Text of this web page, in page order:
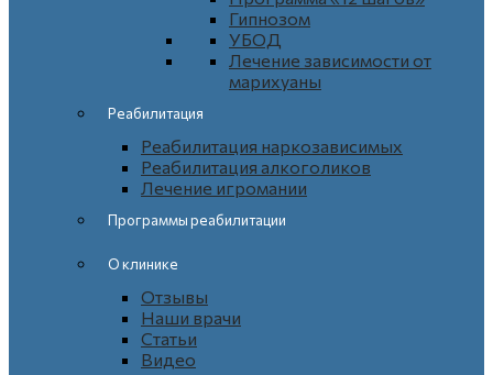
Гипнозом
УБОД
Лечение зависимости от
марихуаны
Реабилитация
Реабилитация наркозависимых
Реабилитация алкоголиков
Лечение игромании
Программы реабилитации
О клинике
Отзывы
Наши врачи
Статьи
Видео